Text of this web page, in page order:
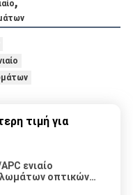
τιμή για
ενιαίο
οπτικών